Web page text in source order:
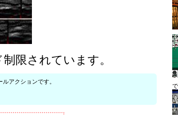
限されています。
アクションです。